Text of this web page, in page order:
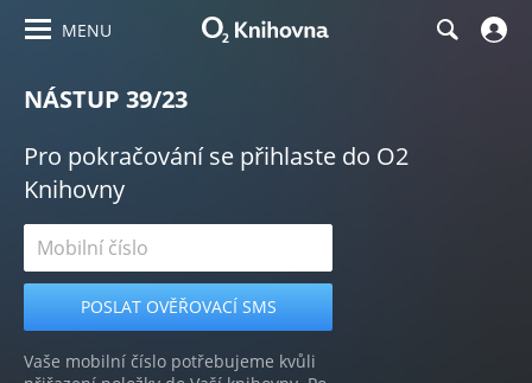
MENU
NÁSTUP 39/23
Pro pokračování se přihlaste do O2
Knihovny
Vaše mobilní číslo potřebujeme kvůli